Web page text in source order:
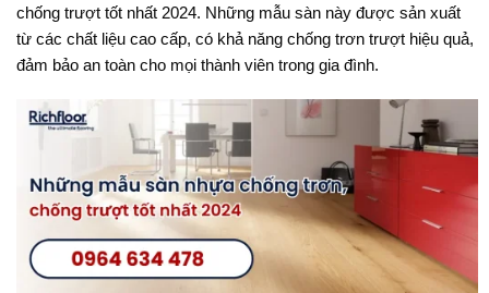
chống trượt tốt nhất 2024. Những mẫu sàn này được sản xuất
từ các chất liệu cao cấp, có khả năng chống trơn trượt hiệu quả,
đảm bảo an toàn cho mọi thành viên trong gia đình.